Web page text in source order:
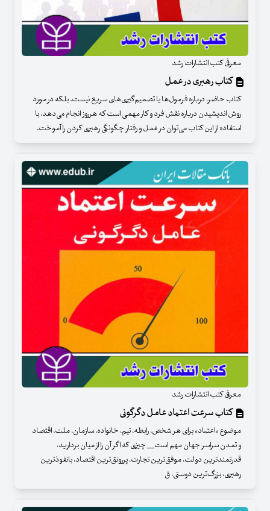
معرفی کتب انتشارات رشد
کتاب رهبری در عمل
کتاب حاضر، درباره فرمول‌ها یا تصمیم‌گیری‌های سریع نیست. بلکه در مورد
روش اندیشیدن درباره‌ نقش فرد و کار مهمی است که هرروز انجام می‌دهد. با
استفاده از این کتاب می‌توان در عمل و رفتار چگونگی رهبری کردن را آموخت.
معرفی کتب انتشارات رشد
کتاب سرعت اعتماد عامل دگرگونی
موضوع «اعتماد» برای هر شخص، رابطه، تیم، خانواده، سازمان، ملت، اقتصاد
و تمدن سراسر جهان مهم است__ چیزی که اگر آن را از میان بردارید،
قدرتمندترین دولت، موفق‌ترین تجارت، پررونق‌ترین اقتصاد، بانفوذترین
رهبری، بزرگ‌ترین دوستی، ق